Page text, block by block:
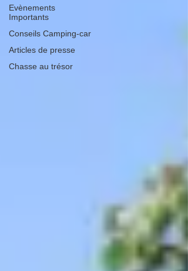
Evènements
Importants
Conseils Camping-car
Articles de presse
Chasse au trésor